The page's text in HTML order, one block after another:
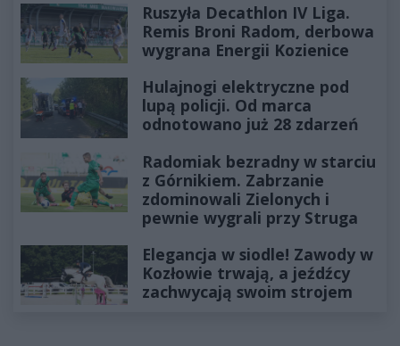
Ruszyła Decathlon IV Liga.
Remis Broni Radom, derbowa
wygrana Energii Kozienice
Hulajnogi elektryczne pod
lupą policji. Od marca
odnotowano już 28 zdarzeń
Radomiak bezradny w starciu
z Górnikiem. Zabrzanie
zdominowali Zielonych i
pewnie wygrali przy Struga
Elegancja w siodle! Zawody w
Kozłowie trwają, a jeźdźcy
zachwycają swoim strojem